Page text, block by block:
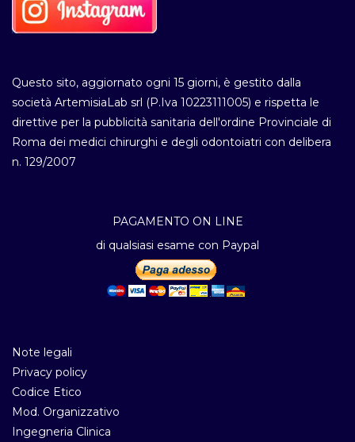
Questo sito, aggiornato ogni 15 giorni, è gestito dalla
società ArtemisiaLab srl (P.Iva 10223111005) e rispetta le
direttive per la pubblicità sanitaria dell'ordine Provinciale di
Roma dei medici chirurghi e degli odontoiatri con delibera
n. 129/2007
PAGAMENTO ON LINE
di qualsiasi esame con Paypal
Note legali
Privacy policy
Codice Etico
Mod. Organizzativo
Ingegneria Clinica